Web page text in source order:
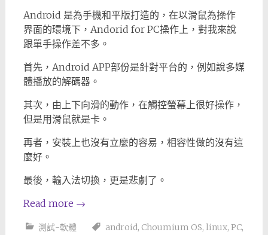
Android 是為手機和平版打造的，在以滑鼠為操作
界面的環境下，Andorid for PC操作上，對我來說
跟單手操作差不多。
首先，Android APP部份是針對平台的，例如說多媒
體播放的解碼器。
其次，由上下向滑的動作，在觸控螢幕上很好操作，
但是用滑鼠就是卡。
再者，安裝上也沒有立麼的容易，相容性做的沒有這
麼好。
最後，輸入法切換，更是悲劇了。
Read more →
測試-軟體 android, Choumium OS, linux, PC,